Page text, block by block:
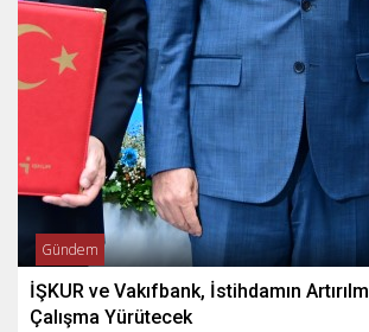
Gündem
İŞKUR ve Vakıfbank, İstihdamın
Çalışma Yürütecek